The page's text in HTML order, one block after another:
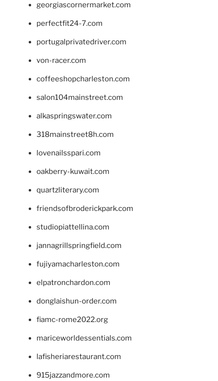
georgiascornermarket.com
perfectfit24-7.com
portugalprivatedriver.com
von-racer.com
coffeeshopcharleston.com
salon104mainstreet.com
alkaspringswater.com
318mainstreet8h.com
lovenailsspari.com
oakberry-kuwait.com
quartzliterary.com
friendsofbroderickpark.com
studiopiattellina.com
jannagrillspringfield.com
fujiyamacharleston.com
elpatronchardon.com
donglaishun-order.com
fiamc-rome2022.org
mariceworldessentials.com
lafisheriarestaurant.com
915jazzandmore.com